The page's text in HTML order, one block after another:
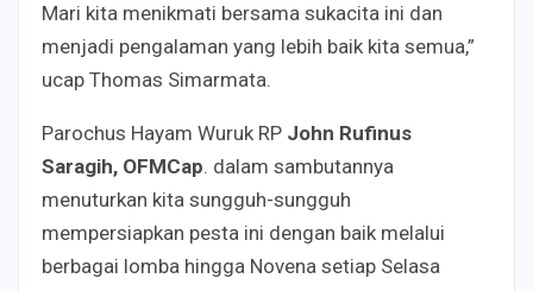
Mari kita menikmati bersama sukacita ini dan
menjadi pengalaman yang lebih baik kita semua,”
ucap Thomas Simarmata.
Parochus Hayam Wuruk RP John Rufinus
Saragih, OFMCap. dalam sambutannya
menuturkan kita sungguh-sungguh
mempersiapkan pesta ini dengan baik melalui
berbagai lomba hingga Novena setiap Selasa